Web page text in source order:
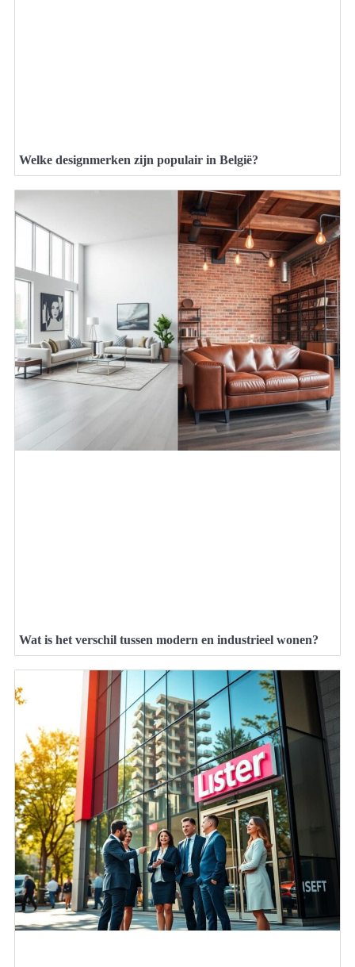
Welke designmerken zijn populair in België?
Wat is het verschil tussen modern en industrieel wonen?